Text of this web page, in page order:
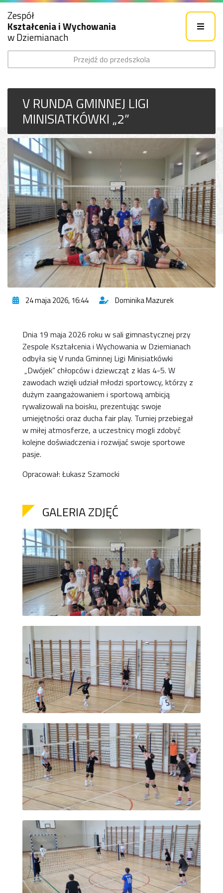
Zespół
Kształcenia i Wychowania
w Dziemianach
Przejdź do przedszkola
V RUNDA GMINNEJ LIGI
MINISIATKÓWKI „2”
24 maja 2026, 16:44 Dominika Mazurek
Dnia 19 maja 2026 roku w sali gimnastycznej przy
Zespole Kształcenia i Wychowania w Dziemianach
odbyła się V runda Gminnej Ligi Minisiatkówki
„Dwójek” chłopców i dziewcząt z klas 4-5. W
zawodach wzięli udział młodzi sportowcy, którzy z
dużym zaangażowaniem i sportową ambicją
rywalizowali na boisku, prezentując swoje
umiejętności oraz ducha fair play. Turniej przebiegał
w miłej atmosferze, a uczestnicy mogli zdobyć
kolejne doświadczenia i rozwijać swoje sportowe
pasje.
Opracował: Łukasz Szamocki
GALERIA ZDJĘĆ